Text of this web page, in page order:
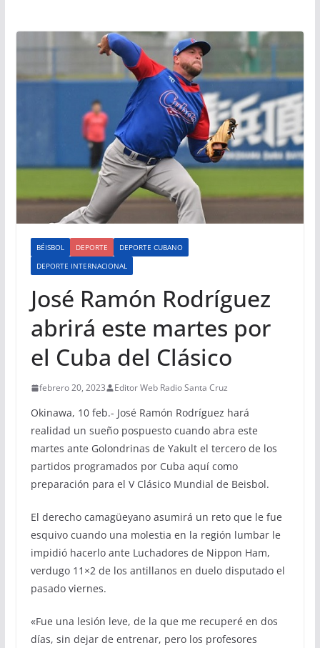
BÉISBOL DEPORTE
DEPORTE CUBANO
DEPORTE INTERNACIONAL
José Ramón Rodríguez
abrirá este martes por
el Cuba del Clásico
febrero 20, 2023 Editor Web Radio Santa Cruz
Okinawa, 10 feb.- José Ramón Rodríguez hará
realidad un sueño pospuesto cuando abra este
martes ante Golondrinas de Yakult el tercero de los
partidos programados por Cuba aquí como
preparación para el V Clásico Mundial de Beisbol.
El derecho camagüeyano asumirá un reto que le fue
esquivo cuando una molestia en la región lumbar le
impidió hacerlo ante Luchadores de Nippon Ham,
verdugo 11×2 de los antillanos en duelo disputado el
pasado viernes.
«Fue una lesión leve, de la que me recuperé en dos
días, sin dejar de entrenar, pero los profesores